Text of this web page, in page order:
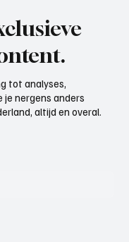
tot analyses,
nergens anders
altijd en overal.